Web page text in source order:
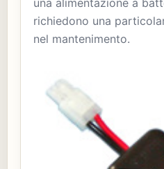
richiedono una
nel mantenimento.